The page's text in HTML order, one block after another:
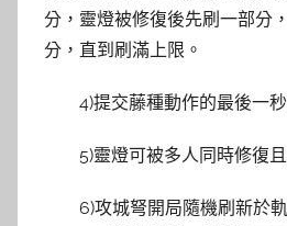
分，靈燈被修復後先刷一部分
分，直到刷滿上限。
4)提交藤種動作的最後一
5)靈燈可被多人同時修復
6)攻城弩開局隨機刷新於